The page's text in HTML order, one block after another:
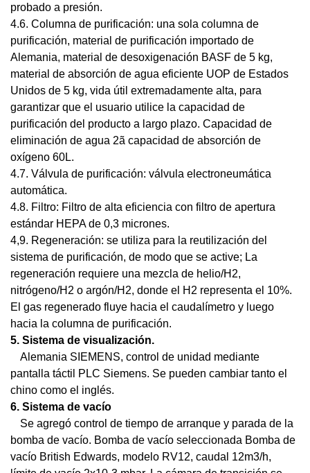
probado a presión.
4.6. Columna de purificación: una sola columna de
purificación, material de purificación importado de
Alemania, material de desoxigenación BASF de 5 kg,
material de absorción de agua eficiente UOP de Estados
Unidos de 5 kg, vida útil extremadamente alta, para
garantizar que el usuario utilice la capacidad de
purificación del producto a largo plazo. Capacidad de
eliminación de agua 2ã capacidad de absorción de
oxígeno 60L.
4.7. Válvula de purificación: válvula electroneumática
automática.
4.8. Filtro: Filtro de alta eficiencia con filtro de apertura
estándar HEPA de 0,3 micrones.
4,9. Regeneración: se utiliza para la reutilización del
sistema de purificación, de modo que se active; La
regeneración requiere una mezcla de helio/H2,
nitrógeno/H2 o argón/H2, donde el H2 representa el 10%.
El gas regenerado fluye hacia el caudalímetro y luego
hacia la columna de purificación.
5. Sistema de visualización.
Alemania SIEMENS, control de unidad mediante
pantalla táctil PLC Siemens. Se pueden cambiar tanto el
chino como el inglés.
6. Sistema de vacío
Se agregó control de tiempo de arranque y parada de la
bomba de vacío. Bomba de vacío seleccionada Bomba de
vacío British Edwards, modelo RV12, caudal 12m3/h,